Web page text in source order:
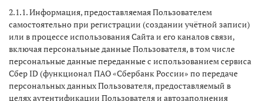
2.1.1. Информация, предоставляемая Пользователем
самостоятельно при регистрации (создании учётной записи)
или в процессе использования Сайта и его каналов связи,
включая персональные данные Пользователя, в том числе
персональные данные переданные с использованием сервиса
Сбер ID (функционал ПАО «Сбербанк России» по передаче
персональных данных Пользователя, предоставляемый в
целях аутентификации Пользователя и автозаполнения